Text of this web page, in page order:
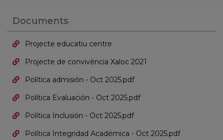
Documents
Projecte educatiu centre
Projecte de convivència Xaloc 2021
Política admisión - Oct 2025.pdf
Política Evaluación - Oct 2025.pdf
Política Inclusión - Oct 2025.pdf
Política Integridad Académica - Oct 2025.pdf